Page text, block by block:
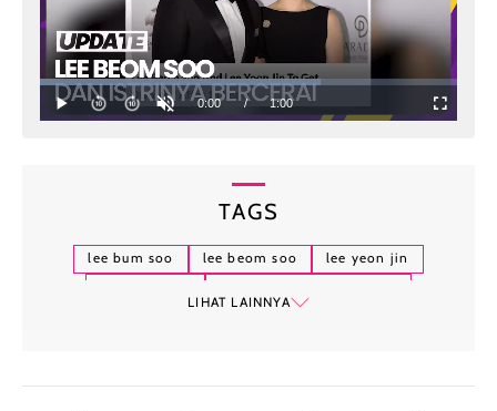
TAGS
lee bum soo lee beom soo
lee yeon jin
LIHAT LAINNYA